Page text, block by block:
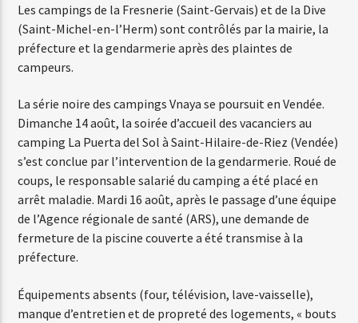
Web-Radio-Sicily
Web-Radio-Années 70
Web-Radio-Années 80
Les campings de la Fresnerie (Saint-Gervais) et de la Dive
(Saint-Michel-en-l’Herm) sont contrôlés par la mairie, la
préfecture et la gendarmerie après des plaintes de
campeurs.
La série noire des campings Vnaya se poursuit en Vendée.
Dimanche 14 août, la soirée d’accueil des vacanciers au
camping La Puerta del Sol à Saint-Hilaire-de-Riez (Vendée)
s’est conclue par l’intervention de la gendarmerie. Roué de
coups, le responsable salarié du camping a été placé en
arrêt maladie. Mardi 16 août, après le passage d’une équipe
de l’Agence régionale de santé (ARS), une demande de
fermeture de la piscine couverte a été transmise à la
préfecture.
Équipements absents (four, télévision, lave-vaisselle),
manque d’entretien et de propreté des logements, « bouts